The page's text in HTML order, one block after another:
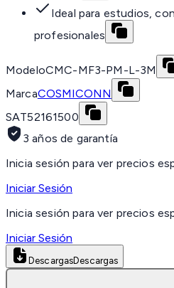
Ideal para estudios,
profesionales
ModeloCMC-MF3-PM-L-3M
MarcaCOSMICONN
SAT52161500
3 años de garantía
Inicia sesión para ver precios
Iniciar Sesión
Inicia sesión para ver precios
Iniciar Sesión
DescargasDescargas